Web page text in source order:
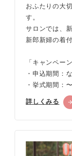
おふたりの大
す。
サロンでは、
新郎新婦の着
「キャンペー
・申込期間：
・挙式期間：
詳しくみる